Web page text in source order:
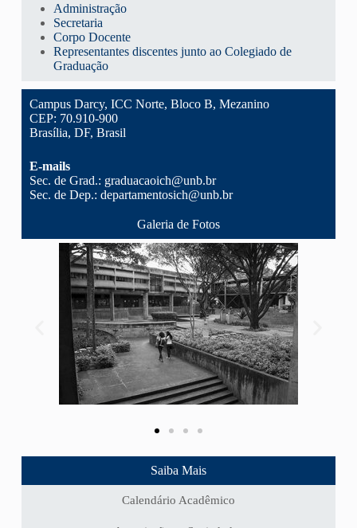
Administração
Secretaria
Corpo Docente
Representantes discentes junto ao Colegiado de
Graduação
Campus Darcy, ICC Norte, Bloco B, Mezanino
CEP: 70.910-900
Brasília, DF, Brasil
E-mails
Sec. de Grad.: graduacaoich@unb.br
Sec. de Dep.: departamentosich@unb.br
Galeria de Fotos
Saiba Mais
Calendário Acadêmico